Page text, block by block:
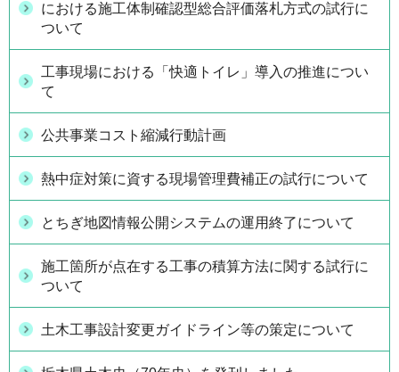
における施工体制確認型総合評価落札方式の試行に
ついて
工事現場における「快適トイレ」導入の推進につい
て
公共事業コスト縮減行動計画
熱中症対策に資する現場管理費補正の試行について
とちぎ地図情報公開システムの運用終了について
施工箇所が点在する工事の積算方法に関する試行に
ついて
土木工事設計変更ガイドライン等の策定について